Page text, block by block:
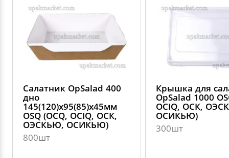
Салатник OpSalad 400
дно
145(120)х95(85)х45мм
OSQ (OCQ, OCIQ, ОСК,
ОЭСКЬЮ, ОСИКЬЮ)
800шт
Крышка для
OpSalad 1000
OCIQ, ОСК,
ОСИКЬЮ)
300шт